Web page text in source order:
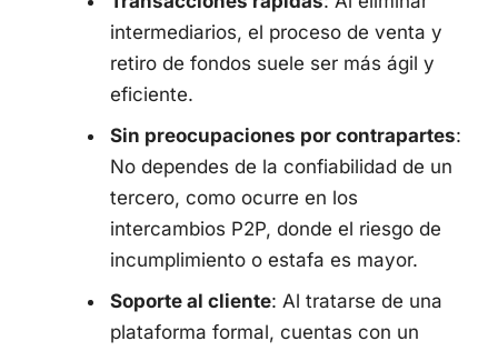
intermediarios, el proceso de venta y
retiro de fondos suele ser más ágil y
eficiente.
Sin preocupaciones por contrapartes:
No dependes de la confiabilidad de un
tercero, como ocurre en los
intercambios P2P, donde el riesgo de
incumplimiento o estafa es mayor.
Soporte al cliente: Al tratarse de una
plataforma formal, cuentas con un